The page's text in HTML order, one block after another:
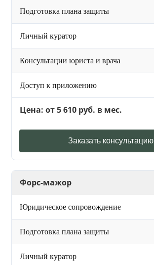
Подготовка плана защиты
Личный куратор
Консультации юриста и врача
Доступ к приложению
Цена: от 5 610 руб. в мес.
Заказать консультацию
Форс-мажор
Юридическое сопровождение
Подготовка плана защиты
Личный куратор